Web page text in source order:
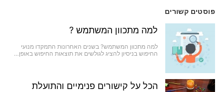
פוסטים קשורים
למה מתכוון המשתמש ?
למה מתכוון המשתמש? בשנים האחרונות התמקדו מנועי
החיפוש בניסיון להציג לגולשים את תוצאות החיפוש באופן…
הכל על קישורים פנימיים והתועלת